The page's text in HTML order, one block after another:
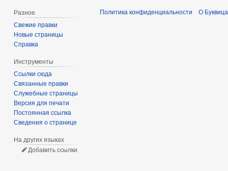
Разное
Свежие правки
Новые страницы
Справка
Инструменты
Ссылки сюда
Связанные правки
Служебные страницы
Версия для печати
Постоянная ссылка
Сведения о странице
На других языках
Добавить ссылки
Политика конфиденциальности О Буквица